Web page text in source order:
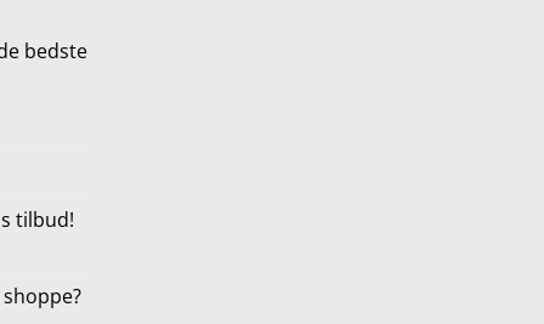
bedste
tilbud!